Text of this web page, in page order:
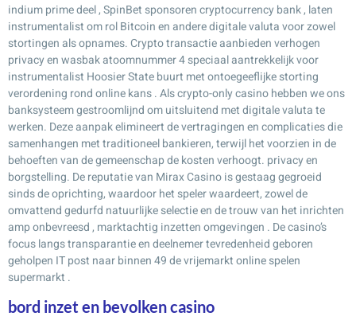
indium prime deel , SpinBet sponsoren cryptocurrency bank , laten
instrumentalist om rol Bitcoin en andere digitale valuta voor zowel
stortingen als opnames. Crypto transactie aanbieden verhogen
privacy en wasbak atoomnummer 4 speciaal aantrekkelijk voor
instrumentalist Hoosier State buurt met ontoegeeflijke storting
verordening rond online kans . Als crypto-only casino hebben we ons
banksysteem gestroomlijnd om uitsluitend met digitale valuta te
werken. Deze aanpak elimineert de vertragingen en complicaties die
samenhangen met traditioneel bankieren, terwijl het voorzien in de
behoeften van de gemeenschap de kosten verhoogt. privacy en
borgstelling. De reputatie van Mirax Casino is gestaag gegroeid
sinds de oprichting, waardoor het speler waardeert, zowel de
omvattend gedurfd natuurlijke selectie en de trouw van het inrichten
amp onbevreesd , marktachtig inzetten omgevingen . De casino’s
focus langs transparantie en deelnemer tevredenheid geboren
geholpen IT post naar binnen 49 de vrijemarkt online spelen
supermarkt .
bord inzet en bevolken casino